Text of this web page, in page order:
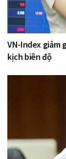
VN-Index giảm
kịch biên độ